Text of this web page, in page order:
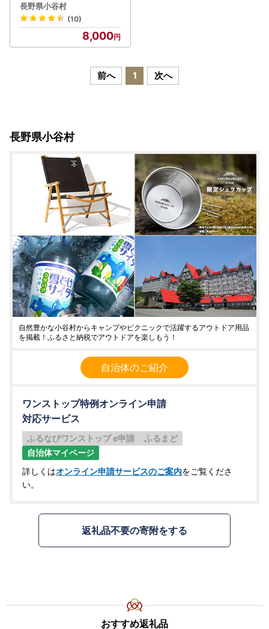
長野県小谷村
(10)
8,000
前へ 1 次へ
長野県小谷村
自然豊かな小谷村からキャンプやピクニックで活躍するアウトドア用品
を掲載！ふるさと納税でアウトドアを楽しもう！
自治体のご紹介
ワンストップ特例オンライン申請
対応サービス
ふるなびワンストップ e申請
ふるまど
自治体マイページ
詳しくはオンライン申請サービスのご案内をご覧くださ
い。
返礼品不要の寄附をする
おすすめ返礼品